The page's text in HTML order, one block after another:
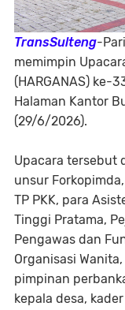
TransSulteng-
memimpin
(HARGANAS) ke-
Halaman Kantor
(29/6/2026).
Upacara tersebut
unsur
TP PKK, para
Tinggi Pratama,
Pengawas dan
Organisasi
pimpinan
kepala desa,